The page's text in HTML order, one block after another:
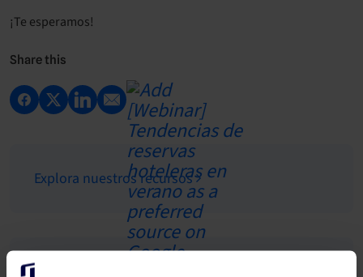
¡Te esperamos!
Share this
Explora nuestros recursos
Ver todos los eventos